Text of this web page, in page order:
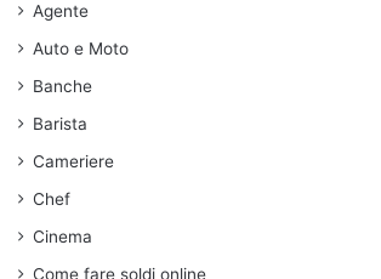
Agente
Auto e Moto
Banche
Barista
Cameriere
Chef
Cinema
Come fare soldi online